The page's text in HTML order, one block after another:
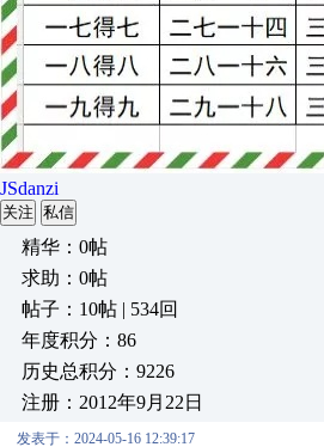
JSdanzi
关注 私信
精华：0帖
求助：0帖
帖子：10帖 | 534回
年度积分：86
历史总积分：9226
注册：2012年9月22日
发表于：2024-05-16 12:39:17